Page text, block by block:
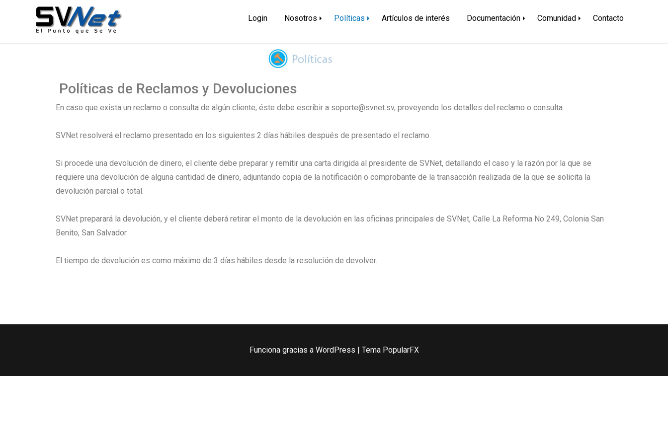
SVNet El Punto Que Se Ve
Administradora de Nombres de Dominio e IP, para El Salvador
Login Nosotros Políticas Artículos de interés Documentación Comunidad Contacto
Políticas de Reclamos y Devoluciones
En caso que exista un reclamo o consulta de algún cliente, éste debe escribir a soporte@svnet.sv, proveyendo los detalles del reclamo o consulta.
SVNet resolverá el reclamo presentado en los siguientes 2 días hábiles después de presentado el reclamo.
Si procede una devolución de dinero, el cliente debe preparar y remitir una carta dirigida al presidente de SVNet, detallando el caso y la razón por la que se
requiere una devolución de alguna cantidad de dinero, adjuntando copia de la notificación o comprobante de la transacción realizada de la que se solicita la
devolución parcial o total.
SVNet preparará la devolución, y el cliente deberá retirar el monto de la devolución en las oficinas principales de SVNet, Calle La Reforma No 249, Colonia San
Benito, San Salvador.
El tiempo de devolución es como máximo de 3 días hábiles desde la resolución de devolver.
Funciona gracias a WordPress | Tema PopularFX